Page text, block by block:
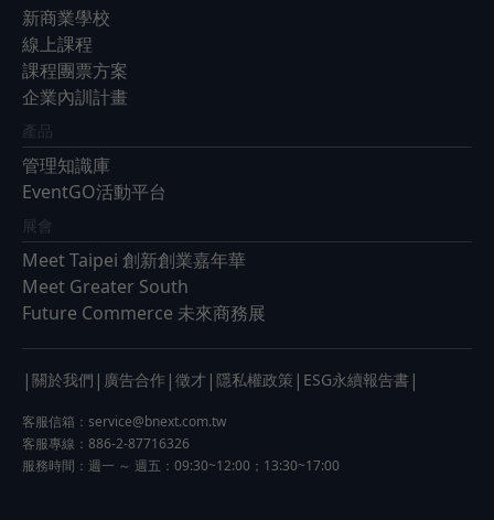
新商業學校
線上課程
課程團票方案
企業內訓計畫
產品
管理知識庫
EventGO活動平台
展會
Meet Taipei 創新創業嘉年華
Meet Greater South
Future Commerce 未來商務展
| 關於我們 | 廣告合作 | 徵才 | 隱私權政策 | ESG永續報告書 |
客服信箱： service@bnext.com.tw
客服專線：886-2-87716326
服務時間：週一 ～ 週五：09:30~12:00；13:30~17:00